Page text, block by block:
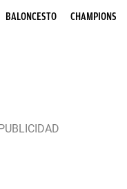
BALONCESTO CHAMPIONS